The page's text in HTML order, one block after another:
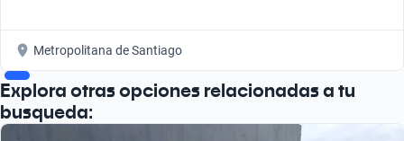
Metropolitana de Santiago
Explora otras opciones relacionadas a tu
busqueda: